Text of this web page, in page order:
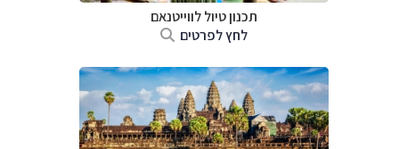
תכנון טיול לווייטנאם
לחץ לפרטים